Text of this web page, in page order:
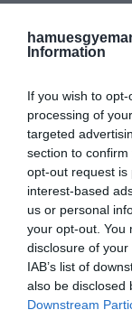
Information
If you wish to
processing of
targeted
section to
opt-out request is
interest-based
us or personal
your opt-out. You
disclosure of
IAB’s list of
also be disclosed
Downstream
listájára,
milliárd